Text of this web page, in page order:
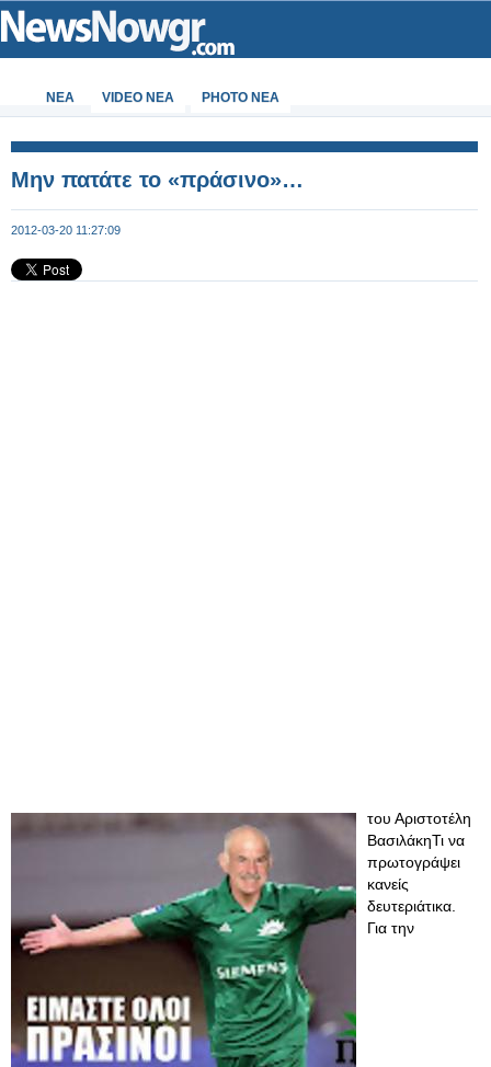
ΝΕΑ VIDEO NEA PHOTO NEA
Μην πατάτε το «πράσινο»…
2012-03-20 11:27:09
του Αριστοτέλη
ΒασιλάκηΤι να
πρωτογράψει
κανείς
δευτεριάτικα.
Για την